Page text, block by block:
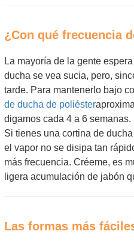
¿Con qué frecuencia
La mayoría de la gente
ducha se vea sucia, pero,
tarde. Para mantenerlo bajo
de ducha de poliéster
digamos cada 4 a 6 semanas.
Si tienes una cortina de
el vapor no se disipa tan
más frecuencia. Créeme, es
ligera acumulación de jabón
Las formas más